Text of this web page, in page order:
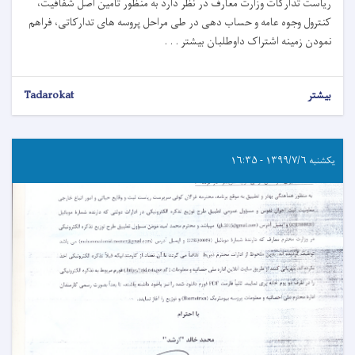
کنترول وجوه عامه و حساب دهی در طی مراحل پروسه های تدارکاتی، فراهم
نمودن زمینه اشتراک داوطلبان بیشتر . . .
بیشتر Tadarokat
یکشنبه ۱۳۹۹/۷/۶ - ۱۶:۳۵